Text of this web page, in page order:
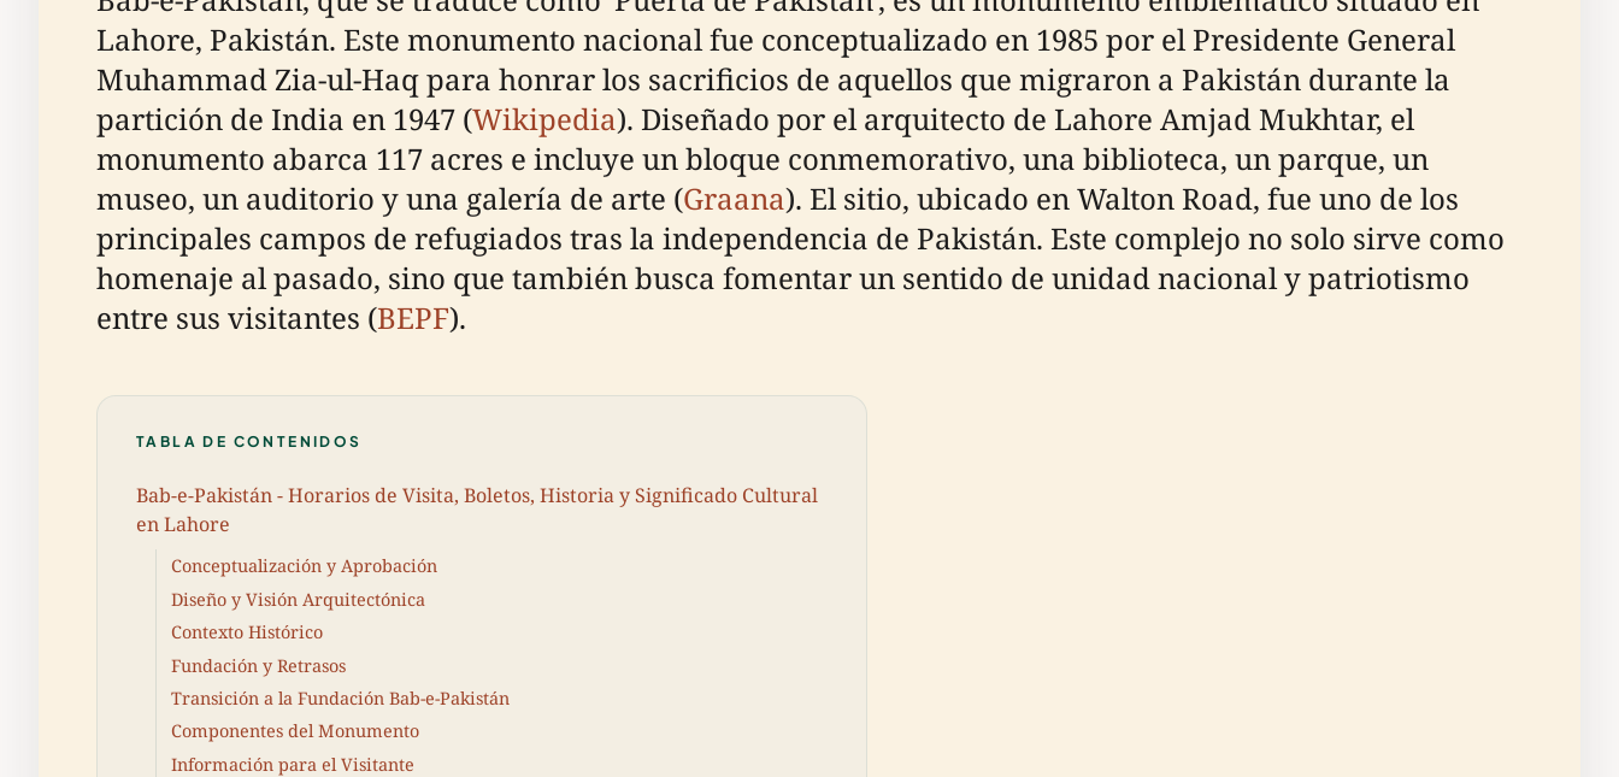
Lahore, Pakistán. Este monumento nacional fue conceptualizado en 1985 por el Presidente General
Muhammad Zia-ul-Haq para honrar los sacrificios de aquellos que migraron a Pakistán durante la
partición de India en 1947 (Wikipedia). Diseñado por el arquitecto de Lahore Amjad Mukhtar, el
monumento abarca 117 acres e incluye un bloque conmemorativo, una biblioteca, un parque, un
museo, un auditorio y una galería de arte (Graana). El sitio, ubicado en Walton Road, fue uno de los
principales campos de refugiados tras la independencia de Pakistán. Este complejo no solo sirve como
homenaje al pasado, sino que también busca fomentar un sentido de unidad nacional y patriotismo
entre sus visitantes (BEPF).
TABLA DE CONTENIDOS
Bab-e-Pakistán - Horarios de Visita, Boletos, Historia y Significado Cultural
en Lahore
Conceptualización y Aprobación
Diseño y Visión Arquitectónica
Contexto Histórico
Fundación y Retrasos
Transición a la Fundación Bab-e-Pakistán
Componentes del Monumento
Información para el Visitante